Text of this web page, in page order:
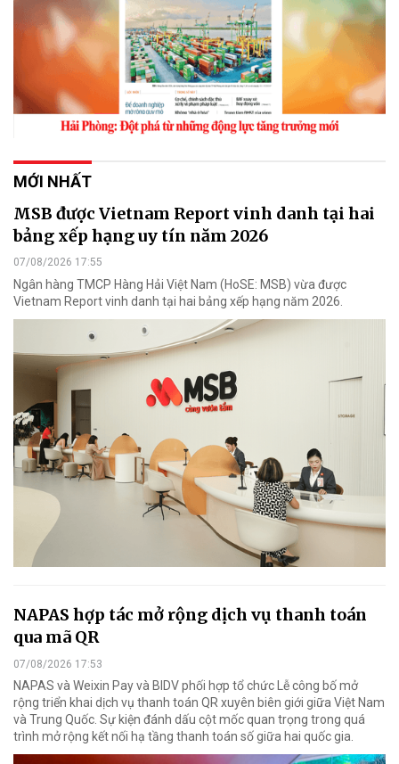
MỚI NHẤT
MSB được Vietnam Report vinh danh tại hai
bảng xếp hạng uy tín năm 2026
07/08/2026 17:55
Ngân hàng TMCP Hàng Hải Việt Nam (HoSE: MSB) vừa được
Vietnam Report vinh danh tại hai bảng xếp hạng năm 2026.
NAPAS hợp tác mở rộng dịch vụ thanh toán
qua mã QR
07/08/2026 17:53
NAPAS và Weixin Pay và BIDV phối hợp tổ chức Lễ công bố mở
rộng triển khai dịch vụ thanh toán QR xuyên biên giới giữa Việt Nam
và Trung Quốc. Sự kiện đánh dấu cột mốc quan trọng trong quá
trình mở rộng kết nối hạ tầng thanh toán số giữa hai quốc gia.